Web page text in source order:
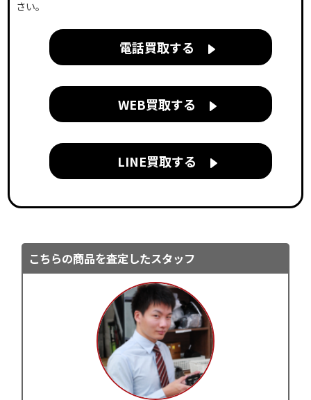
さい。
電話買取する
WEB買取する
LINE買取する
こちらの商品を査定したスタッフ